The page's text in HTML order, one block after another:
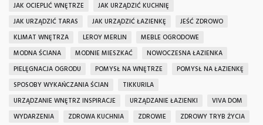
JAK OCIEPLIĆ WNĘTRZE
JAK URZĄDZIĆ KUCHNIĘ
JAK URZĄDZIĆ TARAS
JAK URZĄDZIĆ ŁAZIENKĘ
JEŚĆ ZDROWO
KLIMAT WNĘTRZA
LEROY MERLIN
MEBLE OGRODOWE
MODNA ŚCIANA
MODNIE MIESZKAĆ
NOWOCZESNA ŁAZIENKA
PIELĘGNACJA OGRODU
POMYSŁ NA WNĘTRZE
POMYSŁ NA ŁAZIENKĘ
SPOSOBY WYKAŃCZANIA ŚCIAN
TIKKURILA
URZĄDZANIE WNĘTRZ INSPIRACJE
URZĄDZANIE ŁAZIENKI
VIVA DOM
WYDARZENIA
ZDROWA KUCHNIA ZDROWIE
ZDROWY TRYB ŻYCIA